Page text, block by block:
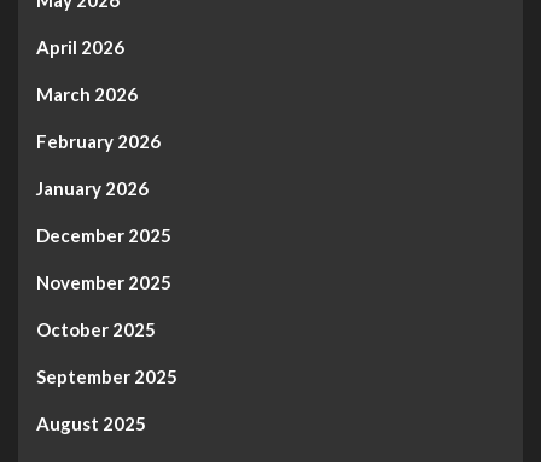
April 2026
March 2026
February 2026
January 2026
December 2025
November 2025
October 2025
September 2025
August 2025